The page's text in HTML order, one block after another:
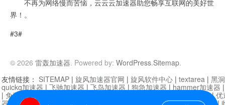
不再为网络慢而苦恼，云云云加速器助您畅享互联网的美好世
界！。
#3#
© 2026 雷轰加速器. Powered by: WordPress.Sitemap.
友情链接： SITEMAP | 旋风加速器官网 | 旋风软件中心 | textarea | 黑
quickq加速器 | 飞驰加速器 | 飞鸟加速器 | 狗急加速器 | hammer加速器
| 免费vqn加速外网 迷雾通|优